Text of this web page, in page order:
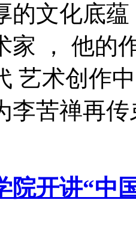
的文化底
家 ， 他的
艺术创作
李苦禅再
院开讲“中